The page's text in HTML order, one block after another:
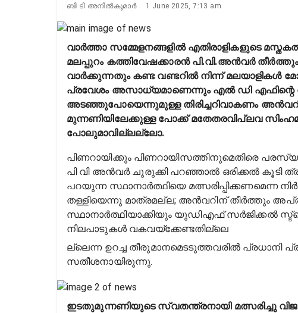
ബി ടി അനിൽകുമാർ 1 June 2025, 7:13 am
വാർത്താ സമ്മേളനങ്ങളിൽ എതിരാളികളുടെ
മലപ്പുറം കത്തിവേഷക്കാരൻ പി.വി.അൻവർ
വാർക്കുന്നതും കണ്ട വണ്ടറിൽ നിന്ന് മലയാളികൾ
പ്രവേശം അസാധ്യമാണെന്നും എൽ ഡി എഫിന്റെ
അടഞ്ഞുപോയെന്നുമുള്ള തിരിച്ചറിവാകണം
മുന്നണിയിലേക്കുള്ള പോക്ക് മതേതരവിപ്ലവ
പോലുമാവില്ലല്ലോ.
പിണറായിക്കും പിണറായിസത്തിനുമെതിരെ പരസ്യ
പി വി അൻവർ ചുരുക്കി പറഞ്ഞാൽ ഒരിക്കൽ കൂടി
പറയുന്ന സ്ഥാനാർത്ഥിയെ മത്സരിപ്പിക്കണമെന്ന
തള്ളിയെന്നു മാത്രമല്ല; അൻവറിന് തീർത്തും
സ്ഥാനാർത്ഥിയാക്കിയും യുഡിഎഫ് സർജിക്കൽ
നിലപാടുകൾ വകവയ്ക്കേണ്ടതില്ലെ
ല്ലെന്ന ഉറച്ച തീരുമാനമെടടുത്തവരിൽ പ്രധാനി
സതീശനായിരുന്നു.
ഇടതുമുന്നണിയുടെ സ്വതന്ത്രനായി മത്സരിച്ചു